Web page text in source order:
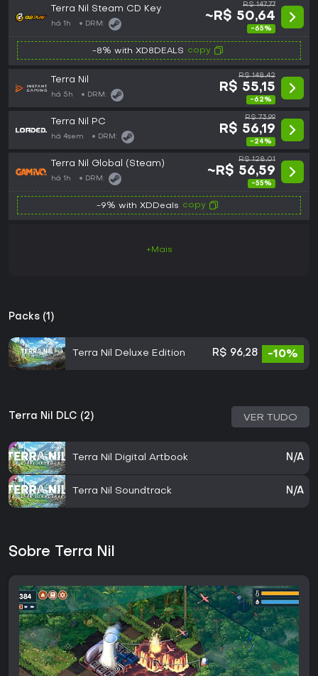
Terra Nil Steam CD Key
há 1h DRM:
R$ 147,77
~R$ 50,64
-65%
-8% with XD8DEALS copy
Terra Nil
há 5h DRM:
R$ 148,42
R$ 55,15
-62%
Terra Nil PC
há 4sem DRM:
R$ 73,99
R$ 56,19
-24%
Terra Nil Global (Steam)
há 1h DRM:
R$ 128,01
~R$ 56,59
-55%
-9% with XDDeals copy
+Mais
Packs (1)
Terra Nil Deluxe Edition R$ 96,28 -10%
Terra Nil DLC (2) VER TUDO
Terra Nil Digital Artbook N/A
Terra Nil Soundtrack N/A
Sobre Terra Nil